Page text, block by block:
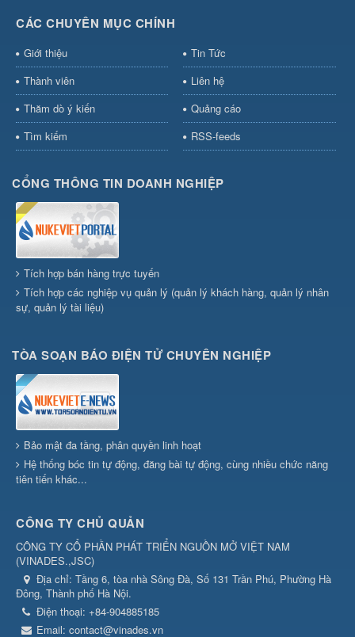
CÁC CHUYÊN MỤC CHÍNH
Giới thiệu
Tin Tức
Thành viên
Liên hệ
Thăm dò ý kiến
Quảng cáo
Tìm kiếm
RSS-feeds
CỔNG THÔNG TIN DOANH NGHIỆP
Tích hợp bán hàng trực tuyến
Tích hợp các nghiệp vụ quản lý (quản lý khách hàng, quản lý nhân
sự, quản lý tài liệu)
TÒA SOẠN BÁO ĐIỆN TỬ CHUYÊN NGHIỆP
Bảo mật đa tầng, phân quyền linh hoạt
Hệ thống bóc tin tự động, đăng bài tự động, cùng nhiều chức năng
tiên tiến khác...
CÔNG TY CHỦ QUẢN
CÔNG TY CỔ PHẦN PHÁT TRIỂN NGUỒN MỞ VIỆT NAM
(VINADES.,JSC)
Địa chỉ: Tầng 6, tòa nhà Sông Đà, Số 131 Trần Phú, Phường Hà
Đông, Thành phố Hà Nội.
Điện thoại: +84-904885185
Email: contact@vinades.vn